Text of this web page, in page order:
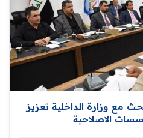
مع وزارة الداخلية تعزيز
الاصلاحية